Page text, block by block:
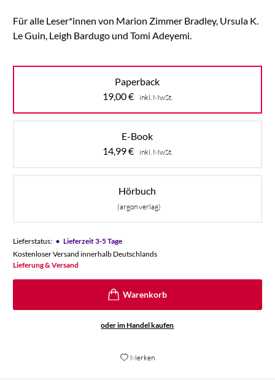
Für alle Leser*innen von Marion Zimmer Bradley, Ursula K.
Le Guin, Leigh Bardugo und Tomi Adeyemi.
Paperback
19,00€ inkl. MwSt.
E-Book
14,99€ inkl. MwSt.
Hörbuch
(argon verlag)
Lieferstatus: • Lieferzeit 3-5 Tage
Kostenloser Versand innerhalb Deutschlands
Lieferung & Versand
oder im Handel kaufen
Merken